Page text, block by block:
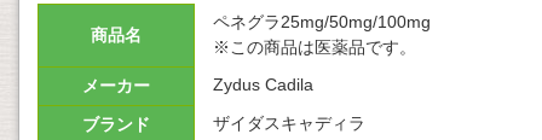
商品名
ペネグラ25mg/50mg/100mg
※この商品は医薬品です。
メーカー
Zydus Cadila
ブランド ザイダスキャディラ